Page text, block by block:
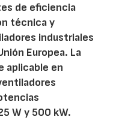
de eficiencia
técnica y
industriales
Europea. La
aplicable en
W y 500 kW.